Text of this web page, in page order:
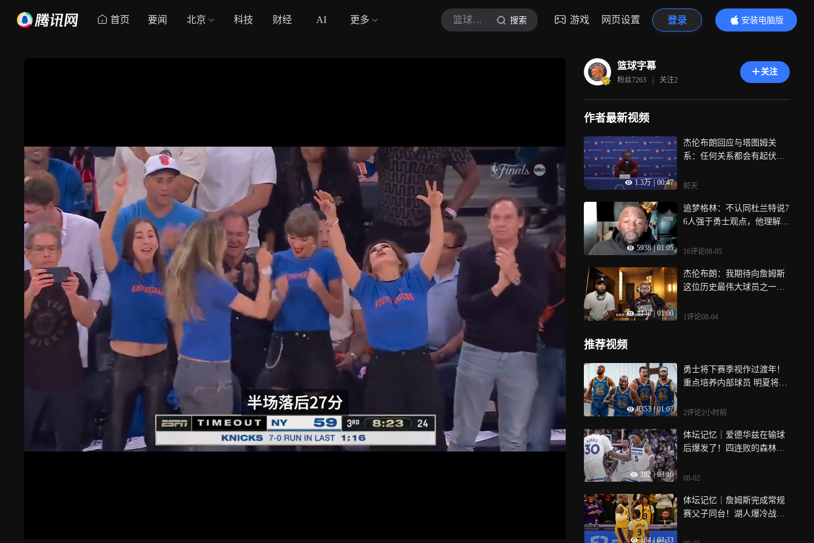
首页 要闻 北京 科技 财经 AI 更多 篮球字幕 搜索 游戏 网页设置 登录
安装电脑版
内容更精彩
篮球字幕
粉丝7263 | 关注2
关注
作者最新视频
1.3万 00:47
杰伦布朗回应与塔图姆关
系：任何关系都会有起伏，
前天
5938 | 01:05
追梦格林：不认同杜兰特说7
6人强于勇士观点，他理解的
16评论08-05
4446 01:00
杰伦布朗：我期待向詹姆斯
这位历史最伟大球员之一去
1评论08-04
推荐视频
8353 | 01:07
勇士将下赛季视作过渡年！
重点培养内部球员 明夏将腾
2评论2小时前
282 | 03:16
体坛记忆｜爱德华兹在输球
后爆发了！四连败的森林狼
08-02
184 | 03:33
体坛记忆｜詹姆斯完成常规
赛父子同台！湖人爆冷战胜